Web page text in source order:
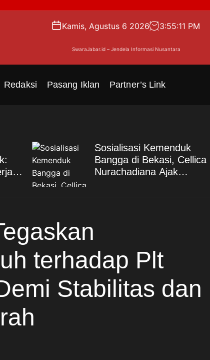
Kamis, Agustus 6 2026 3:55:12 PM
SwaraJabar.id – Jendela Informasi Nusantara
Redaksi Pasang Iklan Partner’s Link
Sosialisasi Kemenduk
Bangga di Bekasi, Cellica
Nurachadiana Ajak
terhadap Plt
Stabilitas dan